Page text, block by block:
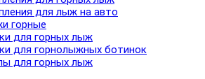
для лыж на авто
горные
для горных лыж
для горнолыжных ботинок
для горных лыж